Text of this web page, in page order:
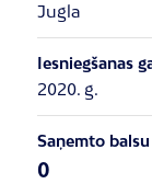
Jugla
Iesniegšanas
2020. g.
Saņemto
0